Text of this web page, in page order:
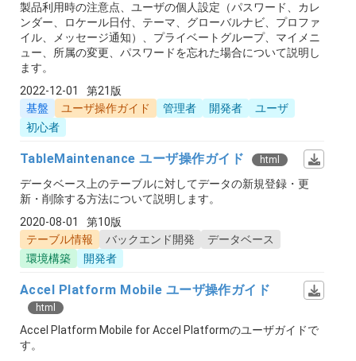
製品利用時の注意点、ユーザの個人設定（パスワード、カレ
ンダー、ロケール日付、テーマ、グローバルナビ、プロファ
イル、メッセージ通知）、プライベートグループ、マイメニ
ュー、所属の変更、パスワードを忘れた場合について説明し
ます。
2022-12-01
第21版
基盤
ユーザ操作ガイド 管理者 開発者
ユーザ
初心者
TableMaintenance ユーザ操作ガイド html
データベース上のテーブルに対してデータの新規登録・更
新・削除する方法について説明します。
2020-08-01
第10版
テーブル情報
バックエンド開発
データベース
環境構築
開発者
Accel Platform Mobile ユーザ操作ガイド
html
Accel Platform Mobile for Accel Platformのユーザガイドで
す。